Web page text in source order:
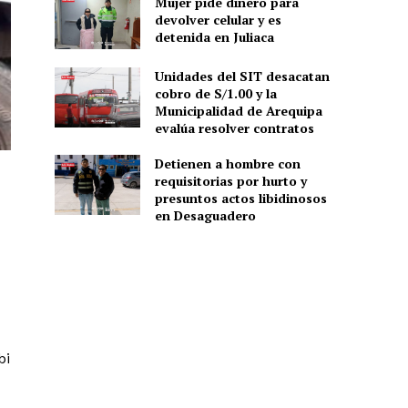
devolver celular y es
detenida en Juliaca
Unidades del SIT desacatan
cobro de S/1.00 y la
Municipalidad de Arequipa
evalúa resolver contratos
Detienen a hombre con
requisitorias por hurto y
presuntos actos libidinosos
en Desaguadero